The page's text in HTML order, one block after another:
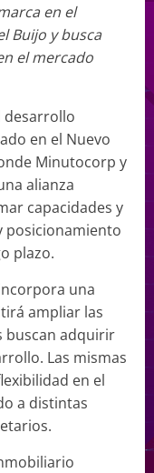
en el
Buijo y busca
el mercado
desarrollo
en el Nuevo
Minutocorp y
alianza
capacidades y
posicionamiento
plazo.
una
ampliar las
buscan adquirir
Las mismas
en el
a distintas